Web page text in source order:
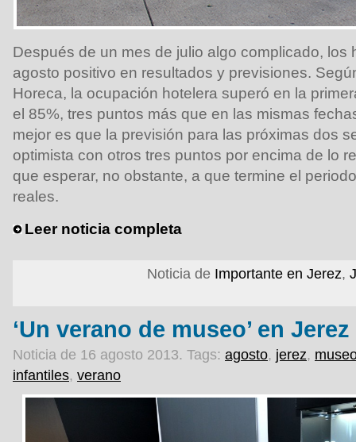
Después de un mes de julio algo complicado, los
agosto positivo en resultados y previsiones.
Horeca, la ocupación hotelera superó en la
el 85%, tres puntos más que en las mismas
mejor es que la previsión para las próximas dos
optimista con otros tres puntos por encima de lo
que esperar, no obstante, a que termine el
reales.
Leer noticia completa
Noticia de Importante en Jerez,
‘Un verano de museo’ en Jerez
Noticia de 16 agosto 2013. Tags: agosto, jerez,
infantiles, verano